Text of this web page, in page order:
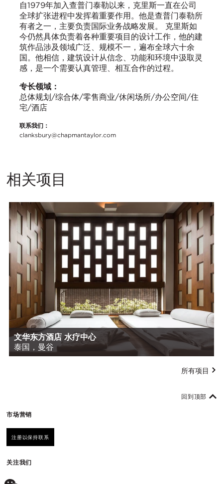
自1979年加入查普门泰勒以来，克里斯一直在公司
全球扩张进程中发挥着重要作用。他是查普门泰勒所
有者之一，主要负责国际业务战略发展。 克里斯如
今仍然具体负责着各种重要项目的设计工作，他的建
筑作品涉及领域广泛、规模不一，遍布全球六十余
国。他相信，建筑设计从信念、功能和环境中汲取灵
感，是一个需要认真管理、相互合作的过程。
专长领域：
总体规划/综合体/零售商业/休闲场所/办公空间/住
宅/酒店
联系我们：
clanksbury@chapmantaylor.com
相关项目
文华东方酒店 水疗中心
泰国，曼谷
所有项目
市场营销
注册以保持联系
关注我们
回到顶部